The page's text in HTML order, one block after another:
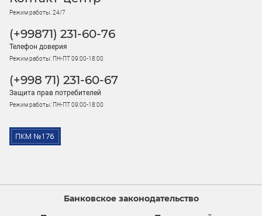
Режим работы: 24/7
(+99871) 231-60-76
Телефон доверия
Режим работы: ПН-ПТ 09:00-18:00
(+998 71) 231-60-67
Защита прав потребителей
Режим работы: ПН-ПТ 09:00-18:00
Банковское законодательство